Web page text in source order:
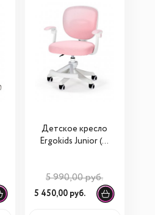
Детское креслo
Ergokids Junior (Y-
5 990,00 руб.
5 450,00 руб.